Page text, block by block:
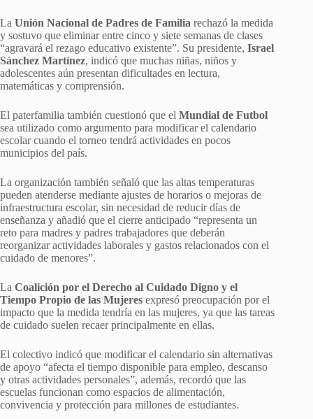
La Unión Nacional de Padres de Familia rechazó la medida
y sostuvo que eliminar entre cinco y siete semanas de clases
“agravará el rezago educativo existente”. Su presidente, Israel
Sánchez Martínez, indicó que muchas niñas, niños y
adolescentes aún presentan dificultades en lectura,
matemáticas y comprensión.
El paterfamilia también cuestionó que el Mundial de Futbol
sea utilizado como argumento para modificar el calendario
escolar cuando el torneo tendrá actividades en pocos
municipios del país.
La organización también señaló que las altas temperaturas
pueden atenderse mediante ajustes de horarios o mejoras de
infraestructura escolar, sin necesidad de reducir días de
enseñanza y añadió que el cierre anticipado “representa un
reto para madres y padres trabajadores que deberán
reorganizar actividades laborales y gastos relacionados con el
cuidado de menores”.
La Coalición por el Derecho al Cuidado Digno y el
Tiempo Propio de las Mujeres expresó preocupación por el
impacto que la medida tendría en las mujeres, ya que las tareas
de cuidado suelen recaer principalmente en ellas.
El colectivo indicó que modificar el calendario sin alternativas
de apoyo “afecta el tiempo disponible para empleo, descanso
y otras actividades personales”, además, recordó que las
escuelas funcionan como espacios de alimentación,
convivencia y protección para millones de estudiantes.